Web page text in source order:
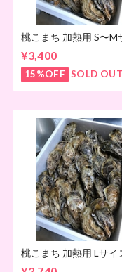
桃こまち 加熱用 S〜Mサイ
¥3,400
15%OFF SOLD OUT
桃こまち 加熱用 Lサイ